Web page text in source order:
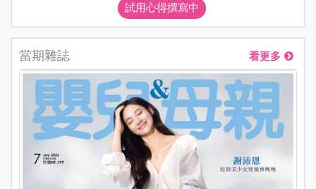
試用心得撰寫中
當期雜誌 看更多